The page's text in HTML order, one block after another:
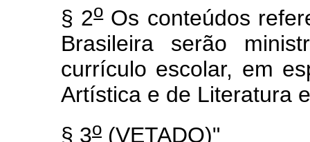
§ 2oOs conteúdos
Brasileira serão
currículo escolar, em
Artística e de Literatura
§ 3o (VETADO)"